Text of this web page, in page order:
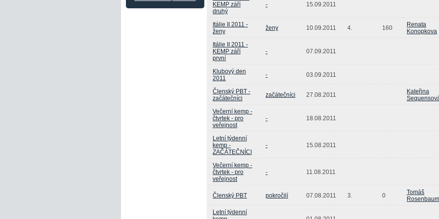
KEMP září
druhý
- 15.09.2011
Itálie II 2011 -
ženy
ženy 10.09.2011 4. 160
Renata
Konopkova
Itálie II 2011 -
KEMP září
první
- 07.09.2011
Klubový den
2011
- 03.09.2011
Členský PBT -
začátečníci
začátečníci 27.08.2011
Kateřina
Večerní kemp -
čtvrtek - pro
veřejnost
- 18.08.2011
Letní týdenní
kemp -
ZAČÁTEČNÍCI
- 15.08.2011
Večerní kemp -
čtvrtek - pro
veřejnost
- 11.08.2011
Členský PBT pokročilí 07.08.2011 3. 0
Tomáš
Rosenbaum
Letní týdenní